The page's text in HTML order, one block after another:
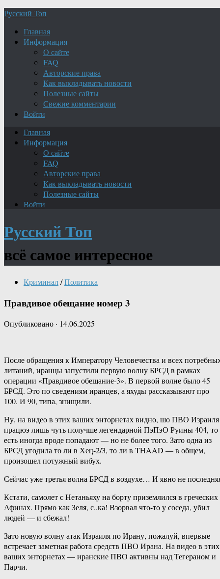
Русский Топ
Главная
Информация
О сайте
FAQ
Авторские права
Как выкладывать новости
Полезные сайты
Свежие комментарии
Войти
Главная
Информация
О сайте
FAQ
Авторские права
Как выкладывать новости
Полезные сайты
Войти
Русский Топ
всё самое интересное
Криминал/Политика
Правдивое обещание номер 3
Опубликовано · 14.06.2025
После обращения к Императору Человечества и всех
литаний, иранцы запустили первую волну БРСД в рамках
операции «Правдивое обещание-3». В первой волне было 45
БРСД. Это по сведениям иранцев, а яхуды рассказывают про
100. И 90, типа, знищили.
Ну, на видео в этих ваших энторнетах видно, шо ПВО Израиля
працюэ лишь чуть получше легендарной ПэПэО Руины 404, то
есть иногда вроде попадают — но не более того. Зато одна из
БРСД угодила то ли в Хец-2/3, то ли в THAAD — в общем,
произошел потужный вибух.
Сейчас уже третья волна БРСД в воздухе… И явно не
Кстати, самолет с Нетаньяху на борту приземлился в греческих
Афинах. Прямо как Зеля, с..ка! Взорвал что-то у соседа, убил
людей — и сбежал!
Зато новую волну атак Израиля по Ирану, пожалуй, впервые
встречает заметная работа средств ПВО Ирана. На видео в этих
ваших энторнетах — иранские ПВО активны над Тегераном и
Парчи.